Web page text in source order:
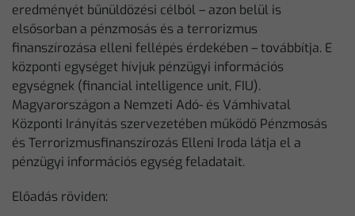
eredményét bűnüldözési célból – azon belül is
elsősorban a pénzmosás és a terrorizmus
finanszírozása elleni fellépés érdekében – továbbítja. E
központi egységet hívjuk pénzügyi információs
egységnek (financial intelligence unit, FIU).
Magyarországon a Nemzeti Adó- és Vámhivatal
Központi Irányítás szervezetében működő Pénzmosás
és Terrorizmusfinanszírozás Elleni Iroda látja el a
pénzügyi információs egység feladatait.
Előadás röviden: